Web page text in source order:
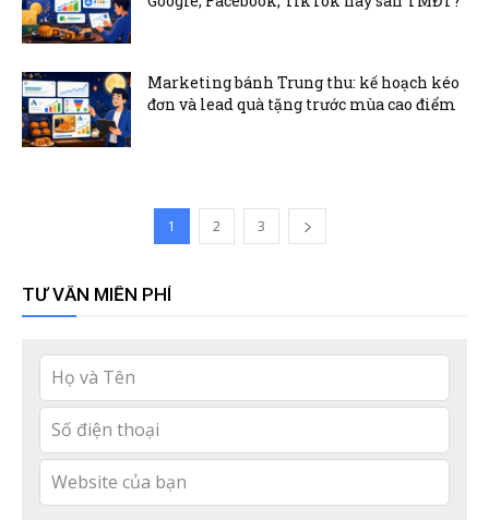
Marketing bánh Trung thu: kế hoạch kéo
đơn và lead quà tặng trước mùa cao điểm
1 2 3
TƯ VẤN MIỄN PHÍ
this
field
blank